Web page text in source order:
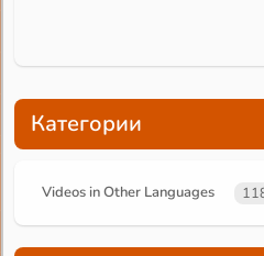
Категории
Videos in Other Languages